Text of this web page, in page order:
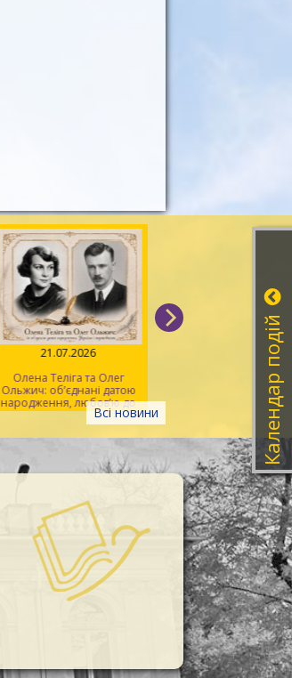
Всі новини
21.07.2026
Олена Теліга та Олег
Ольжич: об’єднані датою
народження, любов’ю до
України та жертовністю
заради неї
20.07.2026
Мистецтво
Календар подій